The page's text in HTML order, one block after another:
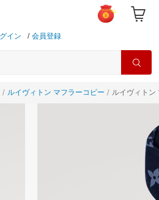
イン / 会員登録
ルイヴィトン マフラーコピー ルイヴィトン